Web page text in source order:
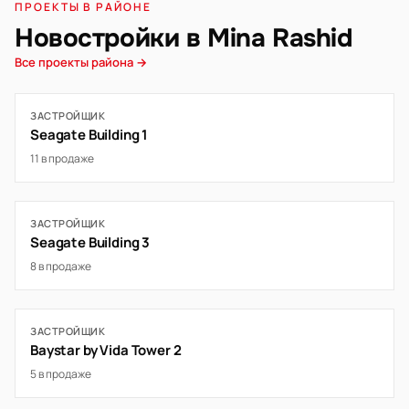
ПРОЕКТЫ В РАЙОНЕ
Новостройки в Mina Rashid
Все проекты района →
ЗАСТРОЙЩИК
Seagate Building 1
11 в продаже
ЗАСТРОЙЩИК
Seagate Building 3
8 в продаже
ЗАСТРОЙЩИК
Baystar by Vida Tower 2
5 в продаже